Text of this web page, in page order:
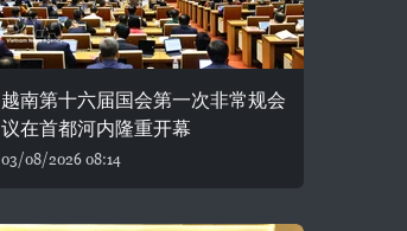
越南第十六届国会第一次非常规会
议在首都河内隆重开幕
03/08/2026 08:14